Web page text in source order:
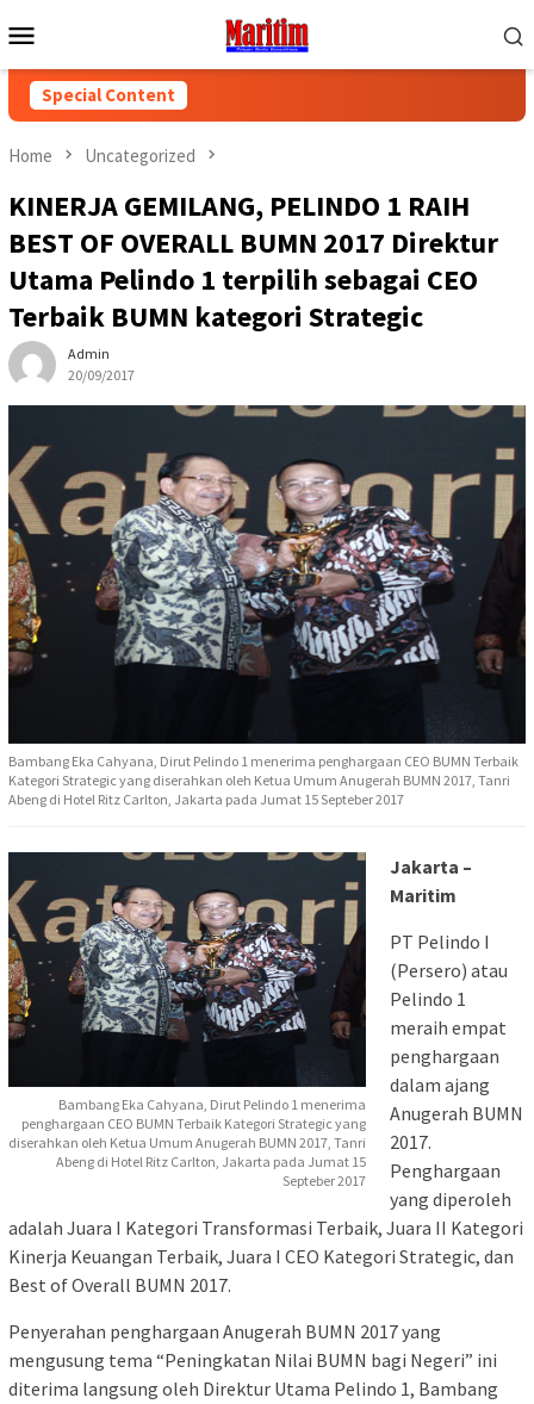
to
Menu
Special Content
Home Uncategorized
KINERJA GEMILANG, PELINDO 1 RAIH
BEST OF OVERALL BUMN 2017 Direktur
Utama Pelindo 1 terpilih sebagai CEO
Terbaik BUMN kategori Strategic
Admin
20/09/2017
Bambang Eka Cahyana, Dirut Pelindo 1 menerima penghargaan CEO BUMN Terbaik
Kategori Strategic yang diserahkan oleh Ketua Umum Anugerah BUMN 2017, Tanri
Abeng di Hotel Ritz Carlton, Jakarta pada Jumat 15 Septeber 2017
Bambang Eka Cahyana, Dirut Pelindo 1 menerima
penghargaan CEO BUMN Terbaik Kategori Strategic yang
diserahkan oleh Ketua Umum Anugerah BUMN 2017, Tanri
Abeng di Hotel Ritz Carlton, Jakarta pada Jumat 15
Septeber 2017
Jakarta –
Maritim
PT Pelindo I
(Persero) atau
Pelindo 1
meraih empat
penghargaan
dalam ajang
Anugerah BUMN
2017.
Penghargaan
yang diperoleh
adalah Juara I Kategori Transformasi Terbaik, Juara II Kategori
Kinerja Keuangan Terbaik, Juara I CEO Kategori Strategic, dan
Best of Overall BUMN 2017.
Penyerahan penghargaan Anugerah BUMN 2017 yang
mengusung tema “Peningkatan Nilai BUMN bagi Negeri” ini
diterima langsung oleh Direktur Utama Pelindo 1, Bambang